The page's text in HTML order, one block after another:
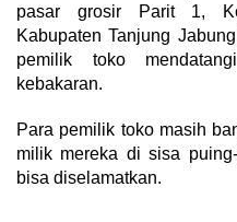
pasar grosir Parit 1,
Kabupaten Tanjung
pemilik toko
kebakaran.
Para pemilik toko masih
milik mereka di sisa
bisa diselamatkan.